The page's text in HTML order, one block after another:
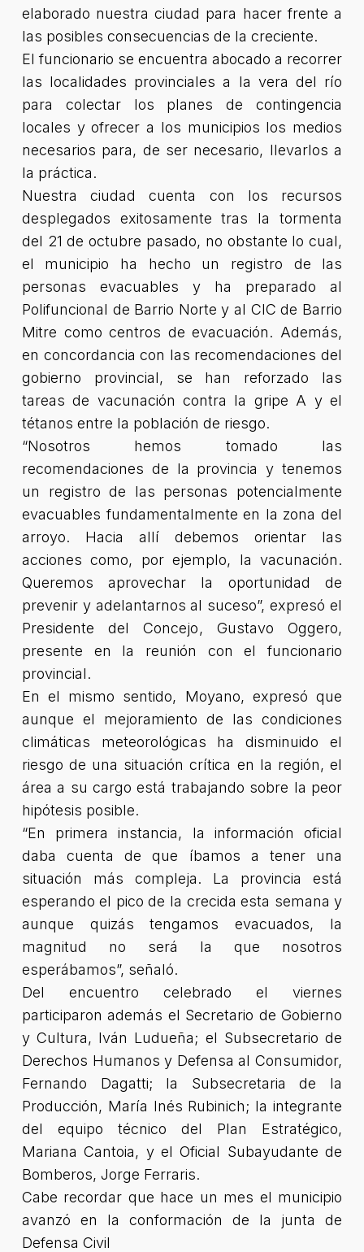
elaborado nuestra ciudad para hacer frente a
las posibles consecuencias de la creciente.
El funcionario se encuentra abocado a recorrer
las localidades provinciales a la vera del río
para colectar los planes de contingencia
locales y ofrecer a los municipios los medios
necesarios para, de ser necesario, llevarlos a
la práctica.
Nuestra ciudad cuenta con los recursos
desplegados exitosamente tras la tormenta
del 21 de octubre pasado, no obstante lo cual,
el municipio ha hecho un registro de las
personas evacuables y ha preparado al
Polifuncional de Barrio Norte y al CIC de Barrio
Mitre como centros de evacuación. Además,
en concordancia con las recomendaciones del
gobierno provincial, se han reforzado las
tareas de vacunación contra la gripe A y el
tétanos entre la población de riesgo.
“Nosotros hemos tomado las
recomendaciones de la provincia y tenemos
un registro de las personas potencialmente
evacuables fundamentalmente en la zona del
arroyo. Hacia allí debemos orientar las
acciones como, por ejemplo, la vacunación.
Queremos aprovechar la oportunidad de
prevenir y adelantarnos al suceso”, expresó el
Presidente del Concejo, Gustavo Oggero,
presente en la reunión con el funcionario
provincial.
En el mismo sentido, Moyano, expresó que
aunque el mejoramiento de las condiciones
climáticas meteorológicas ha disminuido el
riesgo de una situación crítica en la región, el
área a su cargo está trabajando sobre la peor
hipótesis posible.
“En primera instancia, la información oficial
daba cuenta de que íbamos a tener una
situación más compleja. La provincia está
esperando el pico de la crecida esta semana y
aunque quizás tengamos evacuados, la
magnitud no será la que nosotros
esperábamos”, señaló.
Del encuentro celebrado el viernes
participaron además el Secretario de Gobierno
y Cultura, Iván Ludueña; el Subsecretario de
Derechos Humanos y Defensa al Consumidor,
Fernando Dagatti; la Subsecretaria de la
Producción, María Inés Rubinich; la integrante
del equipo técnico del Plan Estratégico,
Mariana Cantoia, y el Oficial Subayudante de
Bomberos, Jorge Ferraris.
Cabe recordar que hace un mes el municipio
avanzó en la conformación de la junta de
Defensa Civil